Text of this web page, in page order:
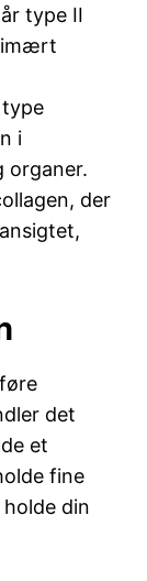
type II
i
organer.
der
det
et
fine
din